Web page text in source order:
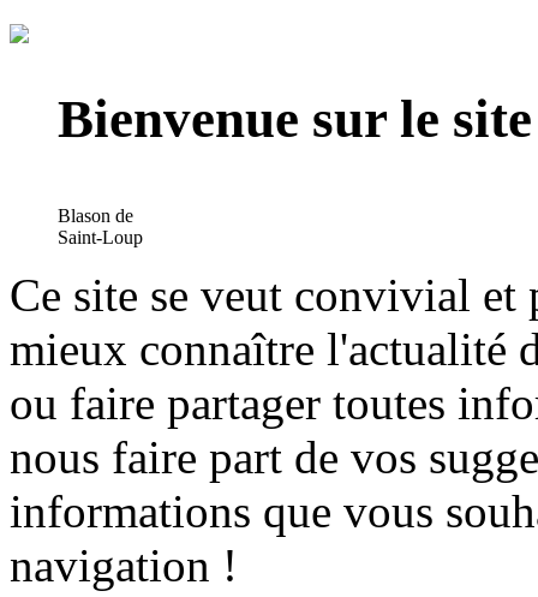
Bienvenue sur le
Blason de
Saint-Loup
Ce site se veut convivial et
mieux connaître l'actualité
ou faire partager toutes
nous faire part de vos
informations que vous
navigation !